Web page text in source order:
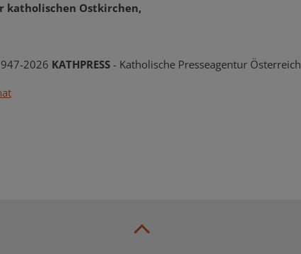
katholischen Ostkirchen,
2026 KATHPRESS - Katholische Presseagentur Österreich